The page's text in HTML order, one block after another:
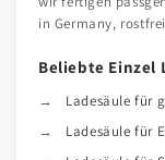
in Germany,
Beliebte Einzel
Ladesäule für
Ladesäule für